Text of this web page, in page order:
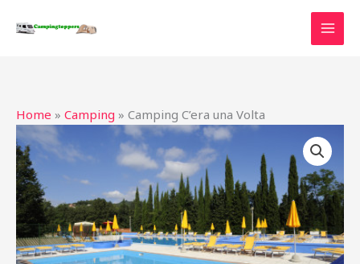
naar
Home » Camping » Camping C’era una Volta